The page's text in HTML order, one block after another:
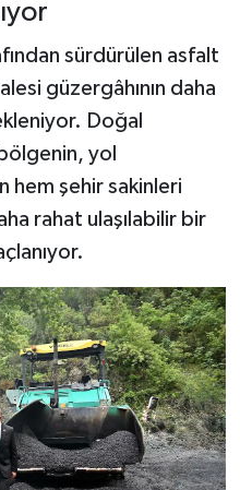
sürdürülen asfalt
güzergâhının daha
Doğal
yol
hem şehir sakinleri
rahat ulaşılabilir bir